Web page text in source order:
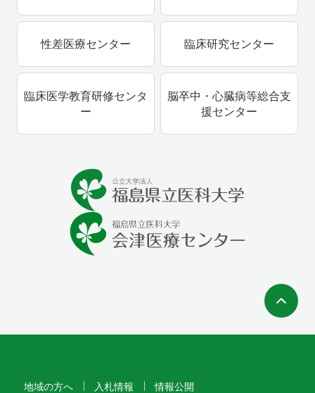
性差医療センター 臨床研究センター
臨床医学教育研修センタ
ー
脳卒中・心臓病等総合支
援センター
地域の方へ 入札情報 情報公開